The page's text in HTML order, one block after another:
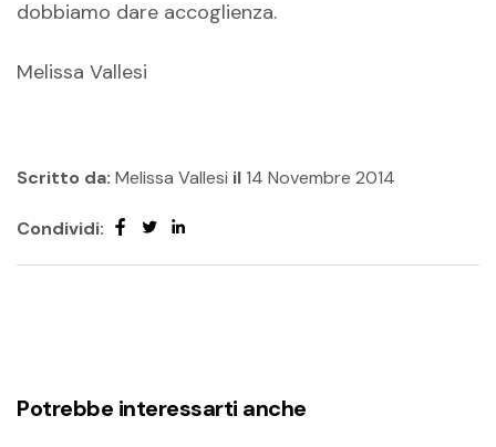
dobbiamo dare accoglienza.
Melissa Vallesi
Scritto da: Melissa Vallesi il14 Novembre 2014
Condividi:
Potrebbe interessarti anche